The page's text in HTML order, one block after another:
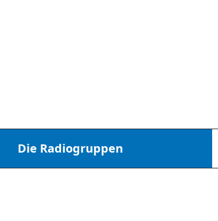
Die Radiogruppen